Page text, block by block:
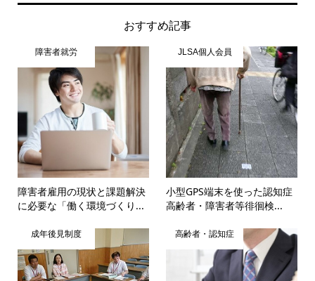
おすすめ記事
障害者就労
障害者雇用の現状と課題解決
に必要な「働く環境づくり...
JLSA個人会員
小型GPS端末を使った認知症
高齢者・障害者等徘徊検...
成年後見制度 高齢者・認知症